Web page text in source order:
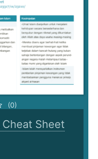
(0)
Cheat Sheet